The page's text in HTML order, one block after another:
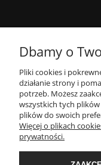
Dbamy o
Pliki cookies i
działanie strony i
potrzeb. Możesz
wszystkich tych
plików do swoich
Więcej o plikach
prywatności.